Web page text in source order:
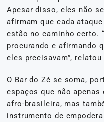
Apesar disso, eles não
afirmam que cada
estão no caminho certo.
procurando e afirmando
eles precisavam”, relatou
O Bar do Zé se soma,
espaços que não
afro-brasileira, mas
instrumento de